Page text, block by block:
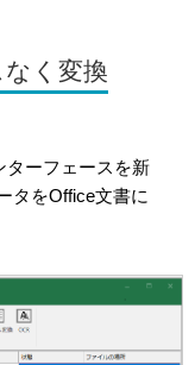
く変換
ターフェースを新
タをOffice文書に